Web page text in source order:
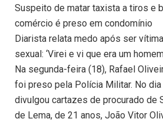
Suspeito de matar taxista a tiros e
comércio é preso em condomínio
Diarista relata medo após ser
sexual: ‘Virei e vi que era um
Na segunda-feira (18), Rafael
foi preso pela Polícia Militar. No
divulgou cartazes de procurado de
de Lema, de 21 anos, João Vitor